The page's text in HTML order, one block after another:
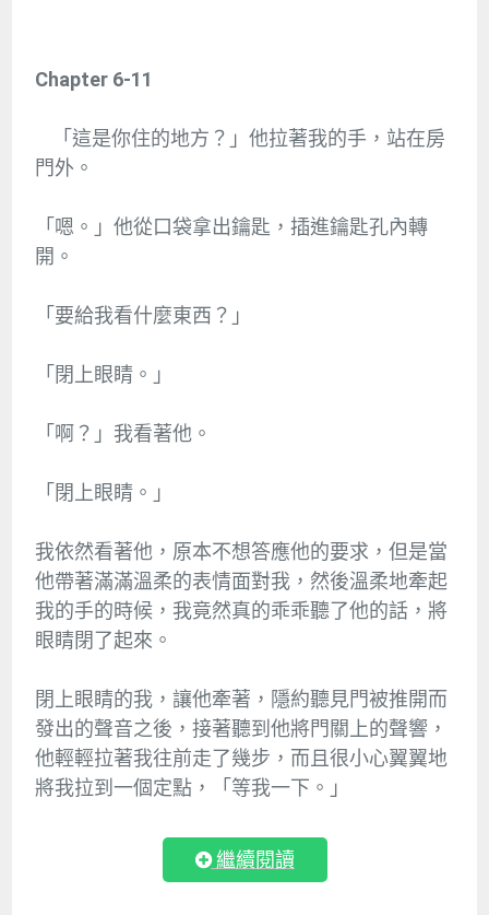
Chapter 6-11
「這是你住的地方？」他拉著我的手，站在房
門外。
「嗯。」他從口袋拿出鑰匙，插進鑰匙孔內轉
開。
「要給我看什麼東西？」
「閉上眼睛。」
「啊？」我看著他。
「閉上眼睛。」
我依然看著他，原本不想答應他的要求，但是當
他帶著滿滿溫柔的表情面對我，然後溫柔地牽起
我的手的時候，我竟然真的乖乖聽了他的話，將
眼睛閉了起來。
閉上眼睛的我，讓他牽著，隱約聽見門被推開而
發出的聲音之後，接著聽到他將門關上的聲響，
他輕輕拉著我往前走了幾步，而且很小心翼翼地
將我拉到一個定點，「等我一下。」
繼續閱讀